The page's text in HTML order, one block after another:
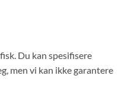
Du kan spesifisere
men vi kan ikke garantere